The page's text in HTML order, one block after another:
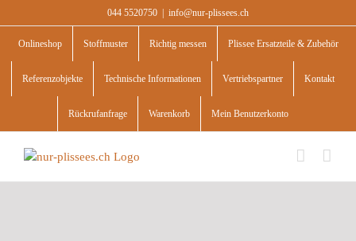
to
content
044 5520750 info@nur-plissees.ch
Onlineshop Stoffmuster Richtig messen Plissee Ersatzteile & Zubehör
Referenzobjekte Technische Informationen Vertriebspartner Kontakt
Rückrufanfrage Warenkorb Mein Benutzerkonto